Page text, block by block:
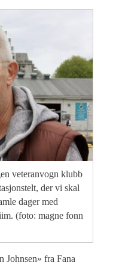
veteranvogn klubb
der vi skal
dager med
(foto: magne fonn
Johnsen» fra Fana